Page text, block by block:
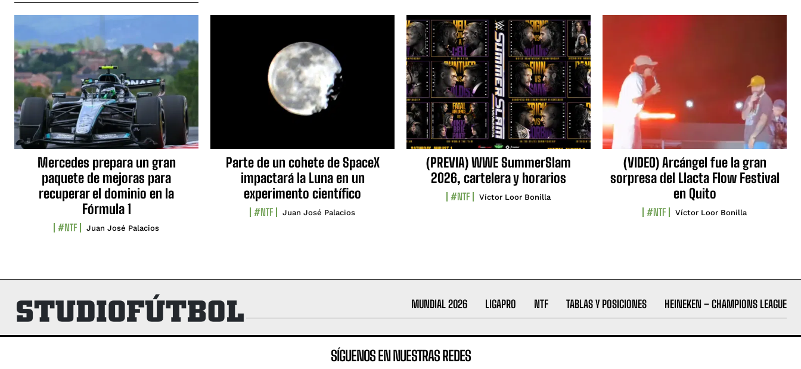
Mercedes prepara un gran
paquete de mejoras para
recuperar el dominio en la
Fórmula 1
#NTF Juan José Palacios
Parte de un cohete de SpaceX
impactará la Luna en un
experimento científico
#NTF Juan José Palacios
(PREVIA) WWE SummerSlam
2026, cartelera y horarios
#NTF Víctor Loor Bonilla
(VIDEO) Arcángel fue la gran
sorpresa del Llacta Flow Festival
en Quito
#NTF Víctor Loor Bonilla
MUNDIAL 2026 LIGAPRO NTF TABLAS Y POSICIONES HEINEKEN – CHAMPIONS LEAGUE
SÍGUENOS EN NUESTRAS REDES